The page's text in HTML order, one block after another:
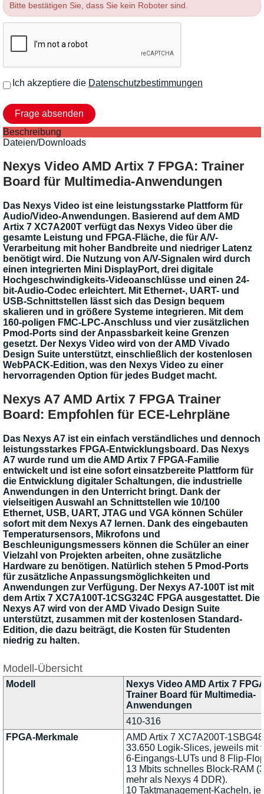
Bitte bestätigen Sie, dass Sie kein Roboter sind.
Ich akzeptiere die Datenschutzbestimmungen
Beschreibung
Dateien/Downloads
Nexys Video AMD Artix 7 FPGA: Trainer
Board für Multimedia-Anwendungen
Das Nexys Video ist eine leistungsstarke Plattform für
Audio/Video-Anwendungen. Basierend auf dem AMD
Artix 7 XC7A200T verfügt das Nexys Video über die
gesamte Leistung und FPGA-Fläche, die für A/V-
Verarbeitung mit hoher Bandbreite und niedriger Latenz
benötigt wird. Die Nutzung von A/V-Signalen wird durch
einen integrierten Mini DisplayPort, drei digitale
Hochgeschwindigkeits-Videoanschlüsse und einen 24-
bit-Audio-Codec erleichtert. Mit Ethernet-, UART- und
USB-Schnittstellen lässt sich das Design bequem
skalieren und in größere Systeme integrieren. Mit dem
160-poligen FMC-LPC-Anschluss und vier zusätzlichen
Pmod-Ports sind der Anpassbarkeit keine Grenzen
gesetzt. Der Nexys Video wird von der AMD Vivado
Design Suite unterstützt, einschließlich der kostenlosen
WebPACK-Edition, was den Nexys Video zu einer
hervorragenden Option für jedes Budget macht.
Nexys A7 AMD Artix 7 FPGA Trainer
Board: Empfohlen für ECE-Lehrpläne
Das Nexys A7 ist ein einfach verständliches und dennoch
leistungsstarkes FPGA-Entwicklungsboard. Das Nexys
A7 wurde rund um die AMD Artix 7 FPGA-Familie
entwickelt und ist eine sofort einsatzbereite Plattform für
die Entwicklung digitaler Schaltungen, die industrielle
Anwendungen in den Unterricht bringt. Dank der
vielseitigen Auswahl an Schnittstellen wie 10/100
Ethernet, USB, UART, JTAG und VGA können Schüler
sofort mit dem Nexys A7 lernen. Dank des eingebauten
Temperatursensors, Mikrofons und
Beschleunigungsmessers können die Schüler an einer
Vielzahl von Projekten arbeiten, ohne zusätzliche
Hardware zu benötigen. Natürlich stehen 5 Pmod-Ports
für zusätzliche Anpassungsmöglichkeiten und
Anwendungen zur Verfügung. Der Nexys A7-100T ist mit
dem Artix 7 XC7A100T-1CSG324C FPGA ausgestattet. Die
Nexys A7 wird von der AMD Vivado Design Suite
unterstützt, zusammen mit der kostenlosen Standard-
Edition, die dazu beiträgt, die Kosten für Studenten
niedrig zu halten.
Modell-Übersicht
Modell
Nexys Video AMD Artix 7
Trainer Board für Multimedia-
Anwendungen
410-316
FPGA-Merkmale
AMD Artix 7 XC7A200T-
33.650 Logik-Slices, jeweils mit
6-Eingangs-LUTs und 8 Flip-
13 Mbits schnelles Block-RAM
mehr als Nexys 4 DDR).
10 Taktmanagement-Kacheln,